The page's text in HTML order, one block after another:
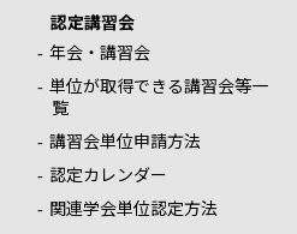
認定講習会
年会・講習会
単位が取得できる講習会等一
覧
講習会単位申請方法
認定カレンダー
関連学会単位認定方法